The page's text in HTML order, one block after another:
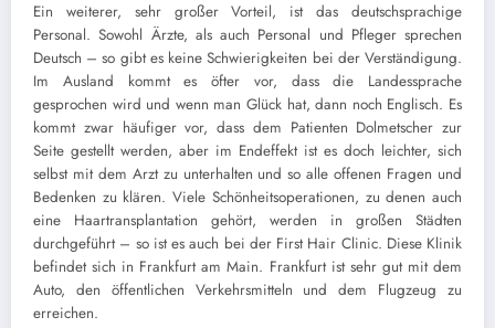
Ein weiterer, sehr großer Vorteil, ist das deutschsprachige
Personal. Sowohl Ärzte, als auch Personal und Pfleger sprechen
Deutsch – so gibt es keine Schwierigkeiten bei der Verständigung.
Im Ausland kommt es öfter vor, dass die Landessprache
gesprochen wird und wenn man Glück hat, dann noch Englisch. Es
kommt zwar häufiger vor, dass dem Patienten Dolmetscher zur
Seite gestellt werden, aber im Endeffekt ist es doch leichter, sich
selbst mit dem Arzt zu unterhalten und so alle offenen Fragen und
Bedenken zu klären. Viele Schönheitsoperationen, zu denen auch
eine Haartransplantation gehört, werden in großen Städten
durchgeführt – so ist es auch bei der First Hair Clinic. Diese Klinik
befindet sich in Frankfurt am Main. Frankfurt ist sehr gut mit dem
Auto, den öffentlichen Verkehrsmitteln und dem Flugzeug zu
erreichen.